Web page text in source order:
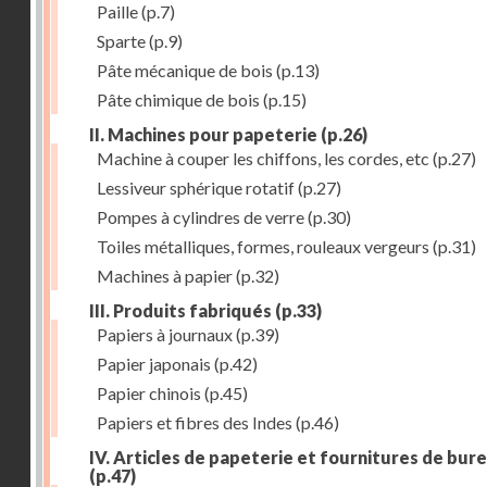
Paille(p.7)
Sparte(p.9)
Pâte mécanique de bois (p.13)
Pâte chimique de bois (p.15)
II. Machines pour papeterie (p.26)
Machine à couper les chiffons, les cordes, etc (p.27)
Lessiveur sphérique rotatif(p.27)
Pompes à cylindres de verre(p.30)
Toiles métalliques, formes, rouleaux vergeurs (p.31)
Machines à papier(p.32)
III. Produits fabriqués (p.33)
Papiers à journaux(p.39)
Papier japonais (p.42)
Papier chinois (p.45)
Papiers et fibres des Indes (p.46)
IV. Articles de papeterie et fournitures de
(p.47)